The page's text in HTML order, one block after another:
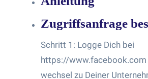
Zugriffsanfrage
Schritt 1: Logge Dich bei
https://www.facebook.com
wechsel zu Deiner